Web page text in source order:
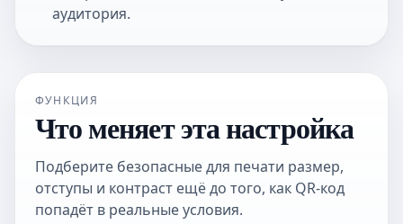
аудитория.
ФУНКЦИЯ
Что меняет эта настройка
Подберите безопасные для печати размер,
отступы и контраст ещё до того, как QR-код
попадёт в реальные условия.